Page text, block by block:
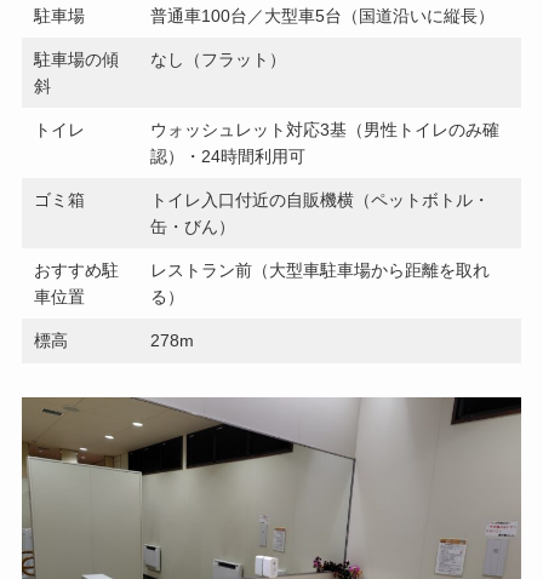
駐車場 普通車100台／大型車5台（国道沿いに縦長）
駐車場の傾
斜
なし（フラット）
トイレ
ウォッシュレット対応3基（男性トイレのみ確
認）・24時間利用可
ゴミ箱
トイレ入口付近の自販機横（ペットボトル・
缶・びん）
おすすめ駐
車位置
レストラン前（大型車駐車場から距離を取れ
る）
標高 278m